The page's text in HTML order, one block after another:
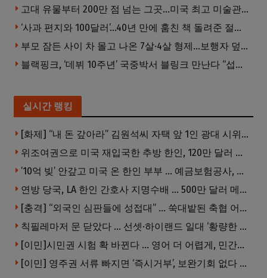
고대 유물부터 200만 점 넘는 그곳…미국 최고 미술관은?
‘사과 편지와 100달러’…40년 만에 훔친 책 돌려준 절도범
부모 잠든 사이 차 몰고 나온 7살·4살 형제…보행자 덮쳐 중태
블랙핑크, ‘데뷔 10주년’ 국중박서 블링크 만난다 “섭섭함 안겨 미안”
실시간 랭킹
[화제] “내 돈 갚아라” 김원석씨 자택 앞 1인 광대 시위 … 한인 투자사, “108만 달러 못받아”
위조여권으로 미국 재입국한 추방 한인, 120만 달러 은행 사기 행각
’10억 빚’ 안갚고 미국 온 한인 부부 … 예금보험공사, 미국서 소송
연방 당국, LA 한인 간호사 지명수배 … 500만 달러 메디캐어 사기, 선고 직전 한국 도주
[충격] “외국인 심판들에 성접대” … 쑥대밭된 축협 어디까지 추락하나
칙필레마저 문 닫았다 … 선셋·하이랜드 일대 ‘황량한 거리’로
[이민]시민권 시험 확 바뀐다 … 영어 더 어렵게, 민간시험 도입 추진
[이민] 영주권 서류 빠지면 ‘즉시거부’, 보완기회 없다 … 이민심사 8월부터 확 바뀐다